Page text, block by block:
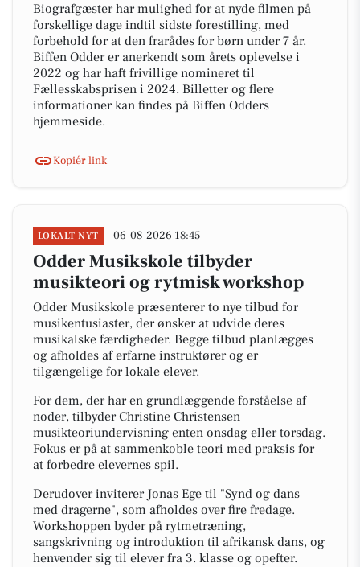
Biografgæster har mulighed for at nyde filmen på
forskellige dage indtil sidste forestilling, med
forbehold for at den frarådes for børn under 7 år.
Biffen Odder er anerkendt som årets oplevelse i
2022 og har haft frivillige nomineret til
Fællesskabsprisen i 2024. Billetter og flere
informationer kan findes på Biffen Odders
hjemmeside.
Kopiér link
LOKALT NYT 06-08-2026 18:45
Odder Musikskole tilbyder
musikteori og rytmisk workshop
Odder Musikskole præsenterer to nye tilbud for
musikentusiaster, der ønsker at udvide deres
musikalske færdigheder. Begge tilbud planlægges
og afholdes af erfarne instruktører og er
tilgængelige for lokale elever.
For dem, der har en grundlæggende forståelse af
noder, tilbyder Christine Christensen
musikteoriundervisning enten onsdag eller torsdag.
Fokus er på at sammenkoble teori med praksis for
at forbedre elevernes spil.
Derudover inviterer Jonas Ege til "Synd og dans
med dragerne", som afholdes over fire fredage.
Workshoppen byder på rytmetræning,
sangskrivning og introduktion til afrikansk dans, og
henvender sig til elever fra 3. klasse og opefter.